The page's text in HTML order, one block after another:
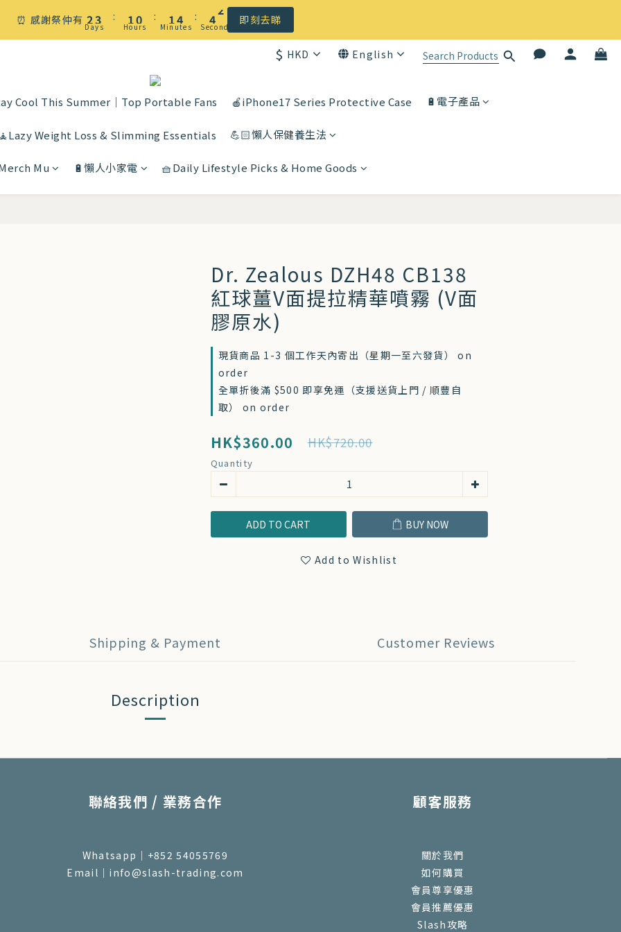
☀️ 盛夏感謝祭低至5折｜滿$500 全港免運
⏰ 感謝祭仲有 2
1
3
2
Days
:
1
0
0
Hours
:
1
0
4
3
0
Minutes
:
4
3
0
1
0
Seconds 即刻去睇
$ HKD English
Cool This Summer｜Top Portable Fans 🍎iPhone17 Series Protective Case 🔋電子產品
🧘Lazy Weight Loss & Slimming Essentials 💪🏻懶人保健養生法
Mu 🔋懶人小家電 🧺Daily Lifestyle Picks & Home Goods
Dr. Zealous DZH48 CB138
紅球薑V面提拉精華噴霧 (V面
膠原水)
現貨商品 1-3 個工作天內寄出（星期一至六發貨） on
order
全單折後滿 $500 即享免運（支援送貨上門 / 順豐自
取） on order
HK$360.00 HK$720.00
Quantity
ADD TO CART BUY NOW
Add to Wishlist
Shipping & Payment Customer Reviews
Description
聯絡我們 / 業務合作
Whatsapp｜+852 54055769
Email｜info@slash-trading.com
顧客服務
關於我們
如何購買
會員尊享優惠
會員推薦優惠
Slash攻略